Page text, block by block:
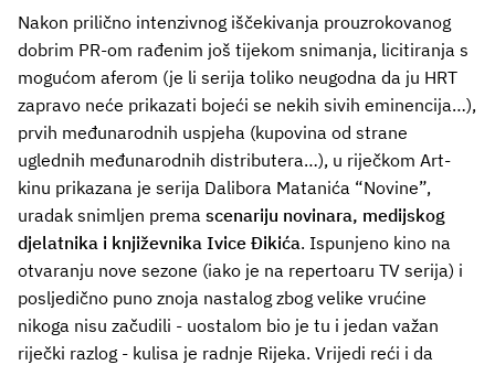
Nakon prilično intenzivnog iščekivanja prouzrokovanog
dobrim PR-om rađenim još tijekom snimanja, licitiranja s
mogućom aferom (je li serija toliko neugodna da ju HRT
zapravo neće prikazati bojeći se nekih sivih eminencija…),
prvih međunarodnih uspjeha (kupovina od strane
uglednih međunarodnih distributera…), u riječkom Art-
kinu prikazana je serija Dalibora Matanića “Novine”,
uradak snimljen prema scenariju novinara, medijskog
djelatnika i književnika Ivice Đikića. Ispunjeno kino na
otvaranju nove sezone (iako je na repertoaru TV serija) i
posljedično puno znoja nastalog zbog velike vrućine
nikoga nisu začudili - uostalom bio je tu i jedan važan
riječki razlog - kulisa je radnje Rijeka. Vrijedi reći i da